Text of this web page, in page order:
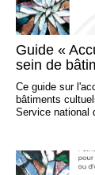
Guide «
sein de
Ce guide sur
bâtiments
Service national